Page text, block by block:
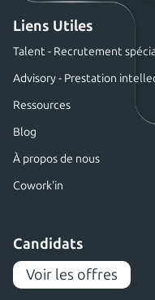
Liens Utiles
Talent - Recrutement
Advisory - Prestation
Ressources
Blog
À propos de nous
Cowork'in
Candidats
Voir les offres